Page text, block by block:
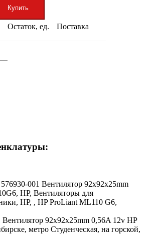
Купить
Остаток, ед. Поставка
001 Вентилятор 92x92x25mm
HP, Вентиляторы для
HP, , HP ProLiant ML110 G6,
92x92x25mm 0,56A 12v HP
метро Студенческая, на горской,